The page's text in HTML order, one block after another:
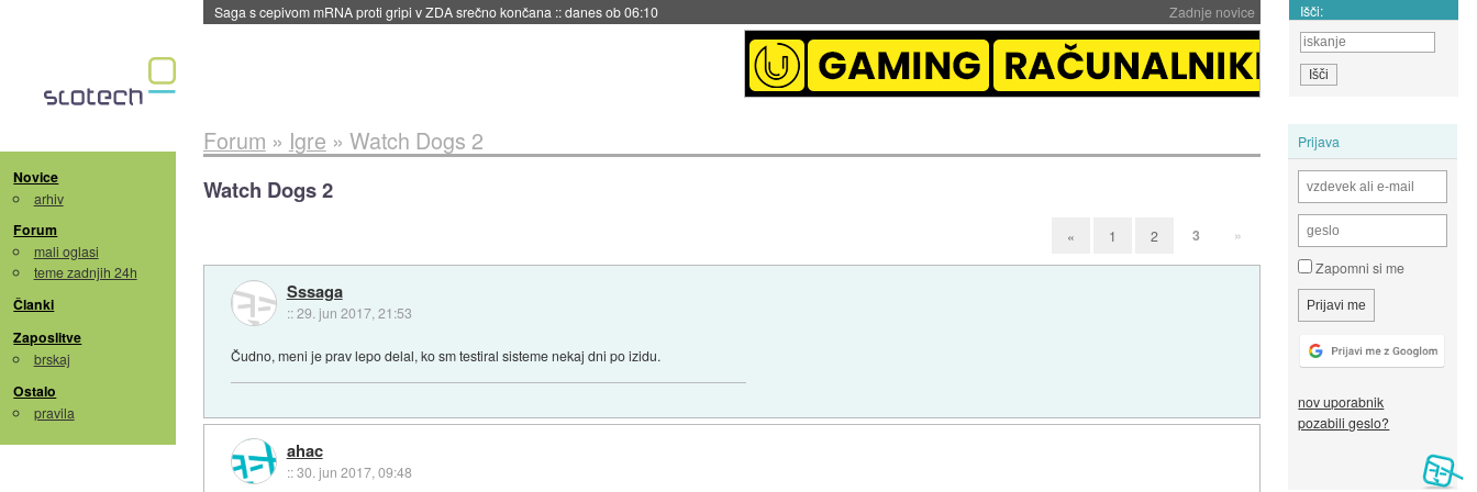
Zadnje novice
Saga s cepivom mRNA proti gripi v ZDA srečno končana ::danes ob 06:10 Išči:
Novice
arhiv
Forum
mali oglasi
teme zadnjih 24h
Članki
Zaposlitve
brskaj
Ostalo
pravila
Prijava
Zapomni si me
nov uporabnik
pozabili geslo?
Forum » Igre » Watch Dogs 2
Watch Dogs 2
« 1 2 3 »
Sssaga
::29. jun 2017, 21:53
Čudno, meni je prav lepo delal, ko sm testiral sisteme nekaj dni po izidu.
ahac
::30. jun 2017, 09:48